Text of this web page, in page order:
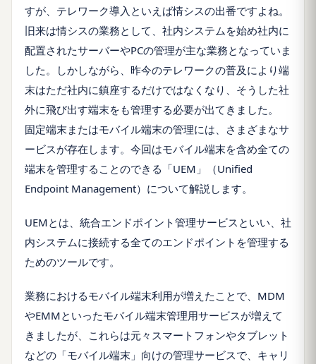
すが、テレワーク導入といえば情シスの出番ですよね。
旧来は情シスの業務として、社内システムを始め社内に
配置されたサーバーやPCの管理が主な業務となっていま
した。しかしながら、昨今のテレワークの普及により端
末はただ社内に鎮座するだけではなくなり、そうした社
外に飛び出す端末をも管理する必要が出てきました。
固定端末またはモバイル端末の管理には、さまざまなサ
ービスが存在します。今回はモバイル端末を含め全ての
端末を管理することのできる「UEM」（Unified
Endpoint Management）について解説します。
UEMとは、統合エンドポイント管理サービスといい、社
内システムに接続する全てのエンドポイントを管理する
ためのツールです。
業務におけるモバイル端末利用が増えたことで、MDM
やEMMといったモバイル端末管理用サービスが増えて
きましたが、これらは元々スマートフォンやタブレット
などの「モバイル端末」向けの管理サービスで、キャリ